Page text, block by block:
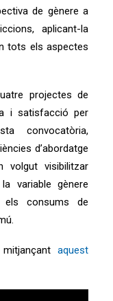
de gènere a
aplicant-la
tots els aspectes
projectes de
i satisfacció per
convocatòria,
d’abordatge
volgut visibilitzar
variable gènere
consums de
aquest